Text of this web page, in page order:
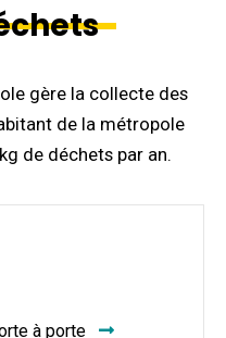
gère la collecte des
de la métropole
de déchets par an.
à porte